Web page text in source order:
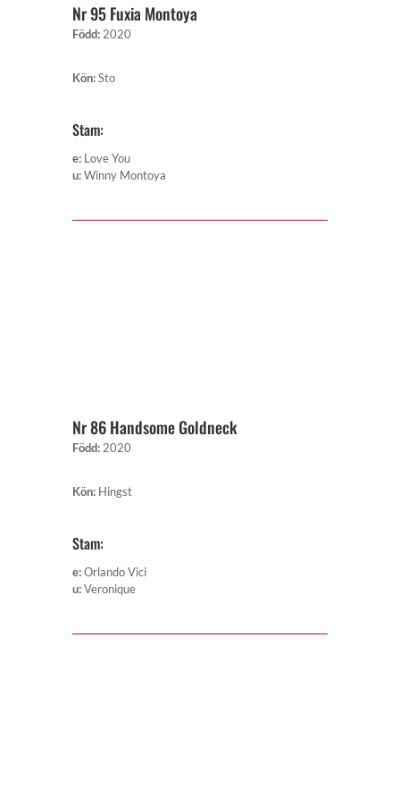
Nr 95 Fuxia Montoya
Född: 2020
Kön:Sto
Stam:
e: Love You
u:Winny Montoya
Nr 86 Handsome Goldneck
Född: 2020
Kön: Hingst
Stam:
e:Orlando Vici
u:Veronique